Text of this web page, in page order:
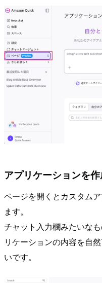
アプリケーションを
ページを開くとカスタム
ます。
チャット入力欄みたいな
リケーションの内容を自
いです。